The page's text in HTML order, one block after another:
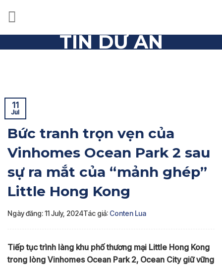
TIN DỰ ÁN
11
Jul
Bức tranh trọn vẹn của
Vinhomes Ocean Park 2 sau
sự ra mắt của “mảnh ghép”
Little Hong Kong
Ngày đăng: 11 July, 2024Tác giả: Conten Lua
Tiếp tục trình làng khu phố thương mại Little Hong Kong
trong lòng Vinhomes Ocean Park 2, Ocean City giữ vững